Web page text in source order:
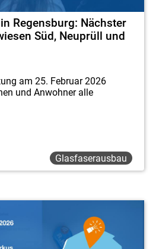
Regensburg: Nächster
Süd, Neuprüll und
am 25. Februar 2026
und Anwohner alle
Glasfaserausbau